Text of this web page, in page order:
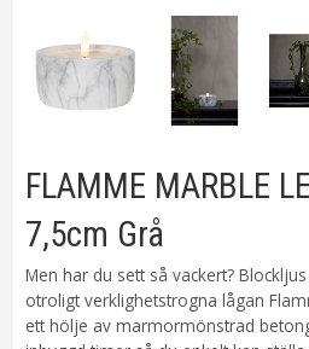
FLAMME MARBLE
7,5cm Grå
Men har du sett så vackert?
otroligt verklighetstrogna lågan
ett hölje av marmormönstrad